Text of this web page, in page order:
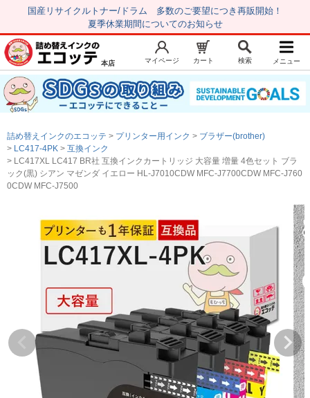
国産リサイクルトナー/ドラム 多数のご要望につき再販開始！
夏季休業期間についてのお知らせ
新規会員登録 マイページ
トップページ お気に入り
注文履歴 レビュー履歴
はじめての方へ
初心者用セット
キャノンインク
エプソンインク
ブラザーインク
詰め替えインク
互換インクボトル
互換インクカートリッジ
再生インクカートリッジ
本店 マイページ カート 検索 メニュー
詰め替えインクのエコッテ プリンター用インク
ブラザー(brother)
LC417-4PK
互換インク
LC417XL LC417 BR社 互換インクカートリッジ 大容量 増量 4色セット ブラ
ック(黒) シアン マゼンダ イエロー HL-J7010CDW MFC-J7700CDW MFC-J760
0CDW MFC-J7500